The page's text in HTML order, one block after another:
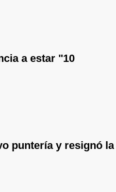
a estar "10
puntería y resignó la